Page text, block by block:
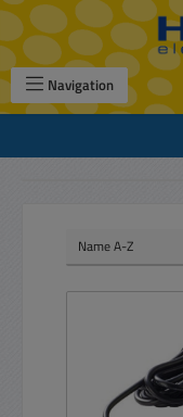
Zum Hauptinhalt springen
Navigation